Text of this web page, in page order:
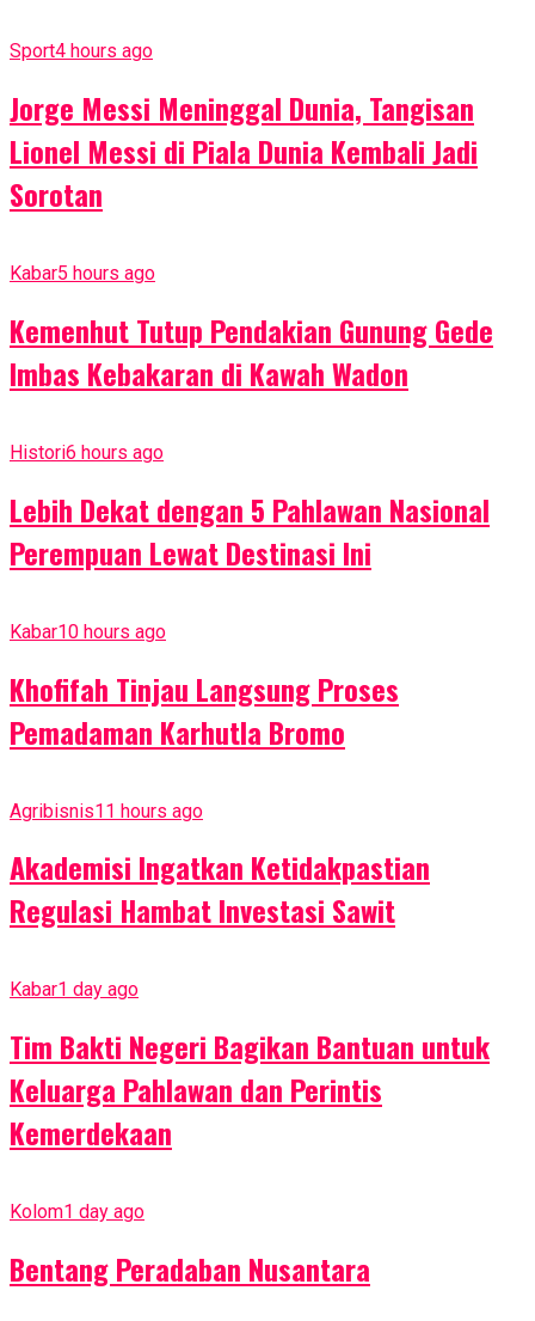
Sport4 hours ago
Jorge Messi Meninggal Dunia, Tangisan
Lionel Messi di Piala Dunia Kembali Jadi
Sorotan
Kabar5 hours ago
Kemenhut Tutup Pendakian Gunung Gede
Imbas Kebakaran di Kawah Wadon
Histori6 hours ago
Lebih Dekat dengan 5 Pahlawan Nasional
Perempuan Lewat Destinasi Ini
Kabar10 hours ago
Khofifah Tinjau Langsung Proses
Pemadaman Karhutla Bromo
Agribisnis11 hours ago
Akademisi Ingatkan Ketidakpastian
Regulasi Hambat Investasi Sawit
Kabar1 day ago
Tim Bakti Negeri Bagikan Bantuan untuk
Keluarga Pahlawan dan Perintis
Kemerdekaan
Kolom1 day ago
Bentang Peradaban Nusantara